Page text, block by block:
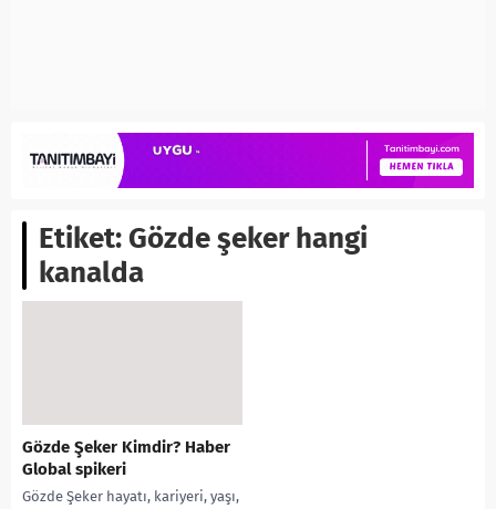
Etiket:Gözde şeker hangi
kanalda
Gözde Şeker Kimdir? Haber
Global spikeri
Gözde Şeker hayatı, kariyeri, yaşı,